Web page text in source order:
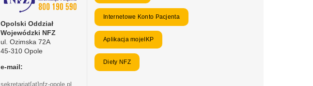
Opolski Oddział
Wojewódzki NFZ
ul. Ozimska 72A
45-310 Opole
e-mail:
sekretariat[at]nfz-opole.pl
Internetowe Konto Pacjenta
Aplikacja mojeIKP
Diety NFZ